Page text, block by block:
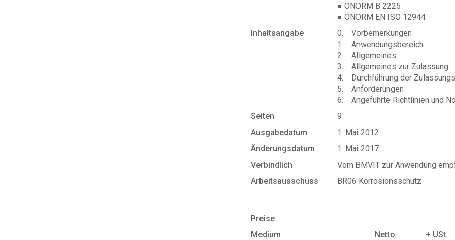
● ÖNORM B 2225
● ÖNORM EN ISO 12944
Inhaltsangabe
0. Vorbemerkungen
1. Anwendungsbereich
2. Allgemeines
3. Allgemeines zur Zulassung
4. Durchführung der
5. Anforderungen
6. Angeführte Richtlinien und
Seiten
9
Ausgabedatum
1. Mai 2012
Änderungsdatum
1. Mai 2017
Verbindlich
Vom BMVIT zur Anwendung
Arbeitsausschuss
BR06 Korrosionsschutz
Preise
Medium
Netto + USt.